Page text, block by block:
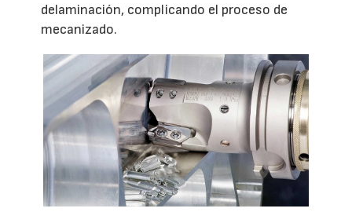
delaminación, complicando el proceso de
mecanizado.